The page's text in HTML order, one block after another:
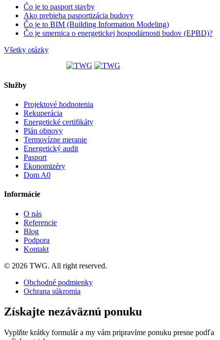
Čo je to pasport stavby
Ako prebieha pasportizácia budovy
Čo je to BIM (Building Information Modeling)
Čo je smernica o energetickej hospodárnosti budov (EPBD)?
Všetky otázky
Služby
Projektové hodnotenia
Rekuperácia
Energetické certifikáty
Plán obnovy
Termovízne meranie
Energetický audit
Pasport
Ekonomizéry
Dom A0
Informácie
O nás
Referencie
Blog
Podpora
Kontakt
© 2026 TWG. All right reserved.
Obchodné podmienky
Ochrana súkromia
Získajte nezáväznú ponuku
Vyplňte krátky formulár a my vám pripravíme ponuku presne podľa